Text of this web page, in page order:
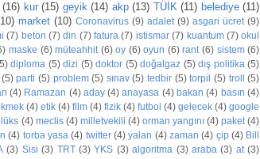
(16) kur (15) geyik (14) akp (13) TÜİK (11) belediye (11)
market (10) Coronavirus (9) adalet (9) asgari ücret (9)
(7) beton (7) din (7) fatura (7) istismar (7) kuantum (7) okul
maske (6) müteahhit (6) oy (6) oyun (6) rant (6) sistem (6)
diploma (5) dizi (5) doktor (5) doğalgaz (5) dış politika (5)
(5) parti (5) problem (5) sınav (5) tedbir (5) torpil (5) troll
(5)
(4) Ramazan (4) aday (4) anayasa (4) bakan (4) basın (4)
(4) etik (4) film (4) fizik (4) futbol (4) gelecek (4) google
lüks (4) meclis (4) milletvekili (4) orman yangını (4) paket (4)
(4) torba yasa (4) twitter (4) yalan (4) zaman (4) çip (4) Bill
(3) Sisi (3) TRT (3) YKS (3) algoritma (3) araba (3) at (3)